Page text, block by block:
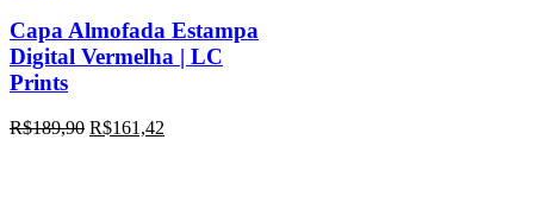
Capa Almofada Estampa
Digital Vermelha | LC
Prints
R$189,90 R$161,42